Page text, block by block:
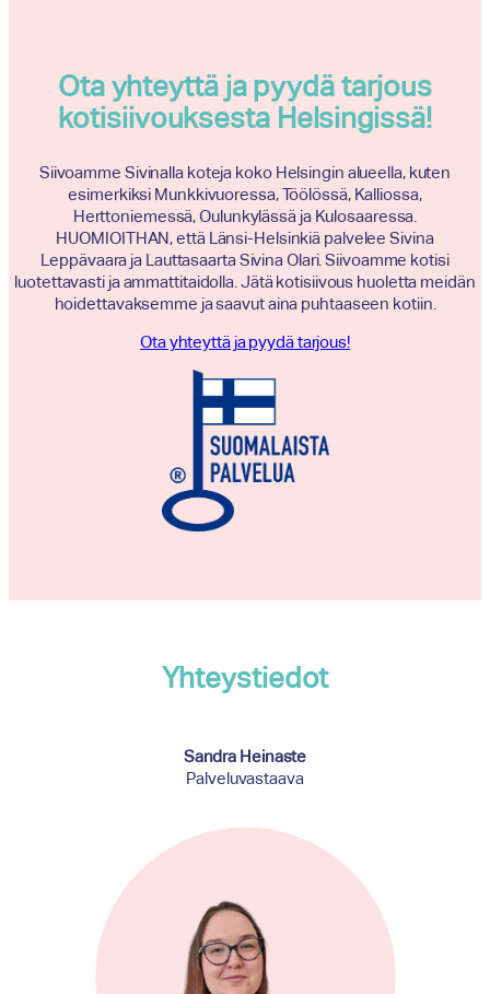
Ota yhteyttä ja pyydä tarjous
kotisiivouksesta Helsingissä!
Siivoamme Sivinalla koteja koko Helsingin alueella, kuten
esimerkiksi Munkkivuoressa, Töölössä, Kalliossa,
Herttoniemessä, Oulunkylässä ja Kulosaaressa.
HUOMIOITHAN, että Länsi-Helsinkiä palvelee Sivina
Leppävaara ja Lauttasaarta Sivina Olari. Siivoamme kotisi
luotettavasti ja ammattitaidolla. Jätä kotisiivous huoletta meidän
hoidettavaksemme ja saavut aina puhtaaseen kotiin.
Ota yhteyttä ja pyydä tarjous!
Yhteystiedot
Sandra Heinaste
Palveluvastaava